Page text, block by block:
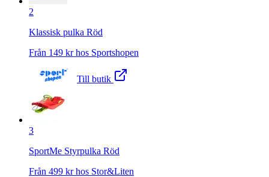
2
Klassisk pulka Röd
Från 149 kr hos Sportshopen
Till butik
3
SportMe Styrpulka Röd
Från 499 kr hos Stor&Liten